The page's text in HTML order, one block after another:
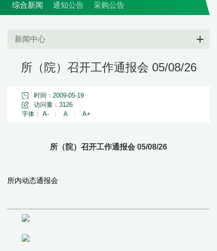
综合新闻 通知公告 采购公告
新闻中心
所（院）召开工作通报会 05/08/26
时间：2009-05-19
访问量： 3126
字体： A- A A+
所（院）召开工作通报会 05/08/26
所内动态通报会